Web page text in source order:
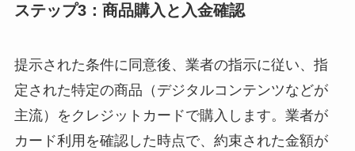
ステップ3：商品購入と入金確認
提示された条件に同意後、業者の指示に従い、指
定された特定の商品（デジタルコンテンツなどが
主流）をクレジットカードで購入します。業者が
カード利用を確認した時点で、約束された金額が